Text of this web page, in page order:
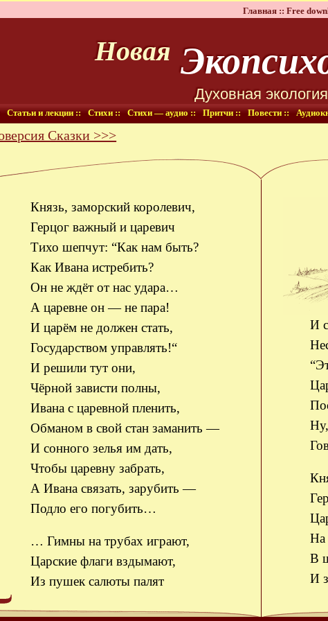
Главная :: Free
Новая
Духовная экология
Статьи и лекции :: Стихи :: Стихи — аудио :: Притчи :: Повести ::
Сказки >>>
Князь, заморский королевич,
Герцог важный и царевич
Тихо шепчут: “Как нам быть?
Как Ивана истребить?
Он не ждёт от нас удара…
А царевне он — не пара!
И царём не должен стать,
Государством управлять!“
И решили тут они,
Чёрной зависти полны,
Ивана с царевной пленить,
Обманом в свой стан заманить —
И сонного зелья им дать,
Чтобы царевну забрать,
А Ивана связать, зарубить —
Подло его погубить…
… Гимны на трубах играют,
Царские флаги вздымают,
Из пушек салюты палят
И
На
В
И